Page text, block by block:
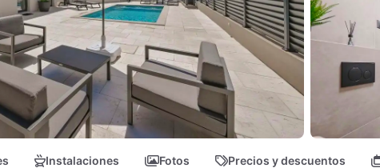
Instalaciones Fotos Precios y descuentos